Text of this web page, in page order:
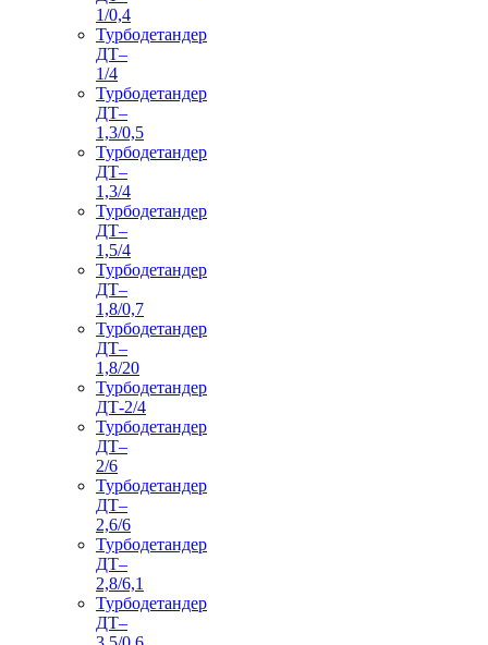
1/0,4
Турбодетандер
ДТ–
1/4
Турбодетандер
ДТ–
1,3/0,5
Турбодетандер
ДТ–
1,3/4
Турбодетандер
ДТ–
1,5/4
Турбодетандер
ДТ–
1,8/0,7
Турбодетандер
ДТ–
1,8/20
Турбодетандер
ДТ-2/4
Турбодетандер
ДТ–
2/6
Турбодетандер
ДТ–
2,6/6
Турбодетандер
ДТ–
2,8/6,1
Турбодетандер
ДТ–